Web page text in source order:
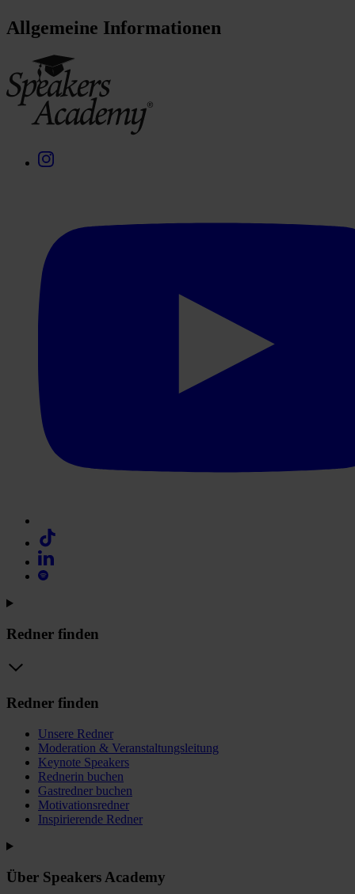
Allgemeine Informationen
Redner finden
Redner finden
Unsere Redner
Moderation & Veranstaltungsleitung
Keynote Speakers
Rednerin buchen
Gastredner buchen
Motivationsredner
Inspirierende Redner
Über Speakers Academy